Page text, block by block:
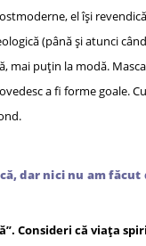
el își
(până și atunci
mai puțin la modă.
a fi forme goale.
dar nici nu am făcut
Consideri că viața